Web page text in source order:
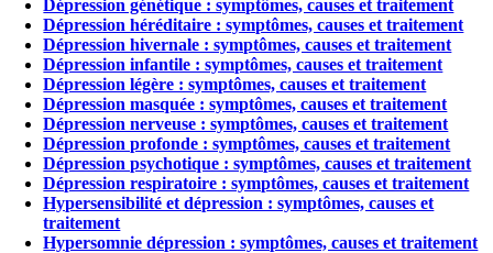
Dépression génétique : symptômes, causes et traitement
Dépression héréditaire : symptômes, causes et traitement
Dépression hivernale : symptômes, causes et traitement
Dépression infantile : symptômes, causes et traitement
Dépression légère : symptômes, causes et traitement
Dépression masquée : symptômes, causes et traitement
Dépression nerveuse : symptômes, causes et traitement
Dépression profonde : symptômes, causes et traitement
Dépression psychotique : symptômes, causes et traitement
Dépression respiratoire : symptômes, causes et traitement
Hypersensibilité et dépression : symptômes, causes et
traitement
Hypersomnie dépression : symptômes, causes et traitement